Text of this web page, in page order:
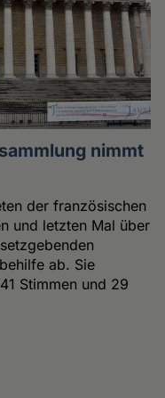
nimmt
der französischen
und letzten Mal über
ab. Sie
Stimmen und 29